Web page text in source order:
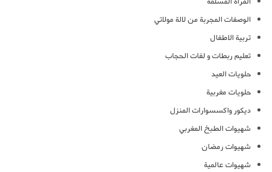
الوصفات المجربة من لالة مولاتي
تربية الاطفال
تعليم ربطات و لفات الحجاب
حلويات العيد
حلويات مغربية
ديكور واكسسوارات المنزل
شهيوات الطبخ المغربي
شهيوات رمضان
شهيوات عالمية